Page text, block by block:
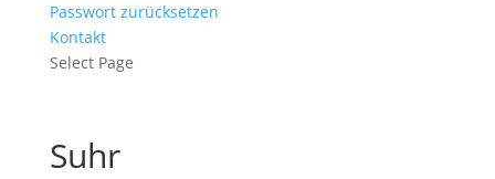
Passwort zurücksetzen
Kontakt
Select Page
Suhr